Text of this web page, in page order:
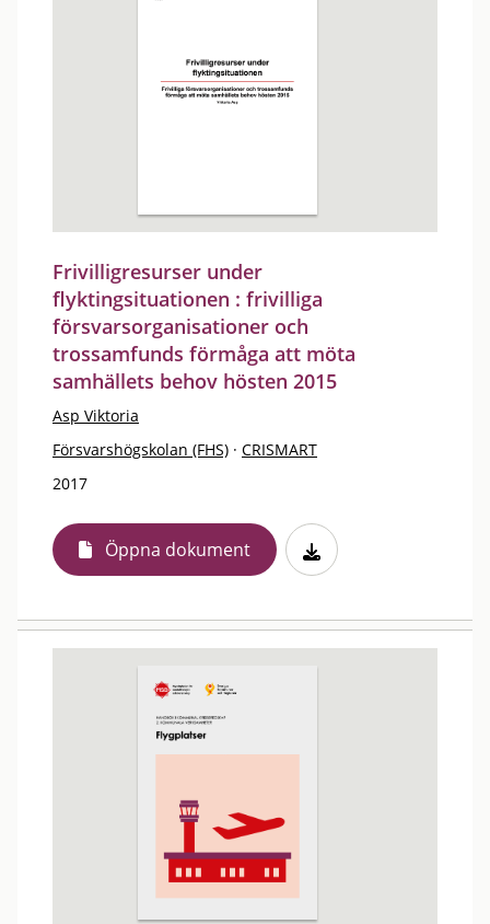
Frivilligresurser under
flyktingsituationen : frivilliga
försvarsorganisationer och
trossamfunds förmåga att möta
samhällets behov hösten 2015
Asp Viktoria
Försvarshögskolan (FHS) · CRISMART
2017
Öppna dokument